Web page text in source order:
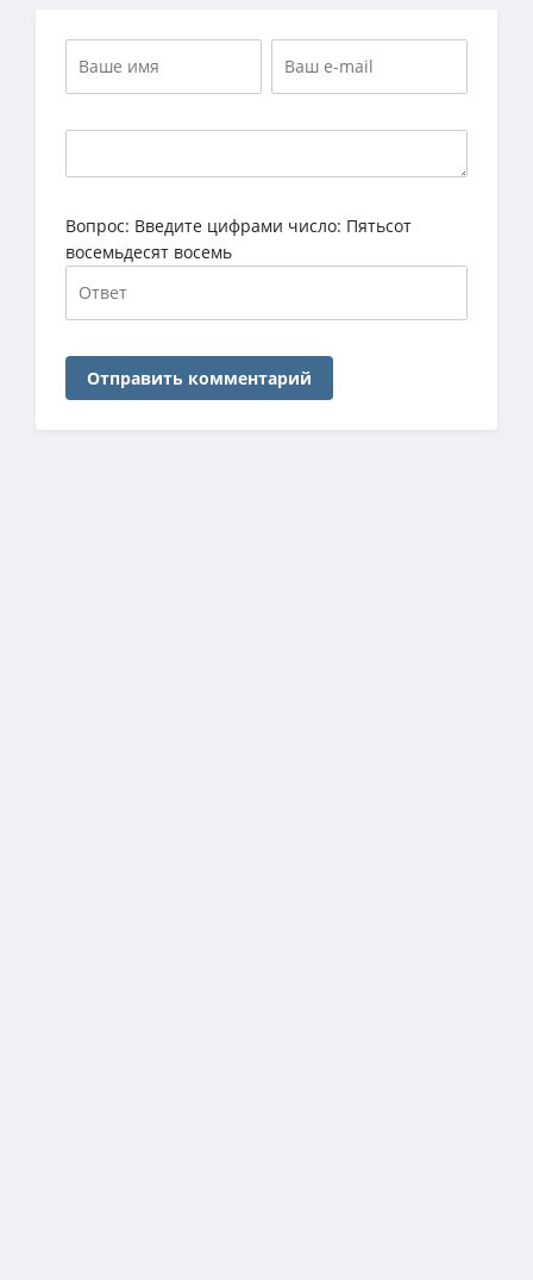
Вопрос: Введите цифрами число: Пятьсот
восемьдесят восемь
Отправить комментарий